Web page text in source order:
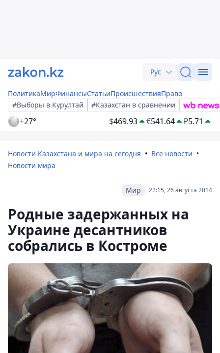
Рус
ПолитикаМирФинансыСтатьиПроисшествияПраво
#Выборы в Курултай
#Казахстан в сравнении
+27° $469.93 €541.64 ₽5.71
Новости Казахстана и мира на сегодня
Все новости
Новости мира
22:15, 26 августа 2014
Мир
Родные задержанных на
Украине десантников
собрались в Костроме